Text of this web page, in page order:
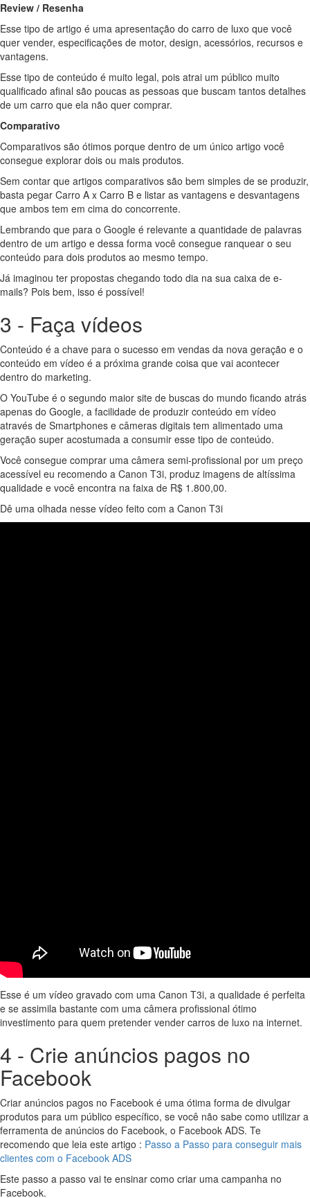
Review / Resenha
Esse tipo de artigo é uma apresentação do carro de luxo que você
quer vender, especificações de motor, design, acessórios, recursos e
vantagens.
Esse tipo de conteúdo é muito legal, pois atrai um público muito
qualificado afinal são poucas as pessoas que buscam tantos detalhes
de um carro que ela não quer comprar.
Comparativo
Comparativos são ótimos porque dentro de um único artigo você
consegue explorar dois ou mais produtos.
Sem contar que artigos comparativos são bem simples de se produzir,
basta pegar Carro A x Carro B e listar as vantagens e desvantagens
que ambos tem em cima do concorrente.
Lembrando que para o Google é relevante a quantidade de palavras
dentro de um artigo e dessa forma você consegue ranquear o seu
conteúdo para dois produtos ao mesmo tempo.
Já imaginou ter propostas chegando todo dia na sua caixa de e-
mails? Pois bem, isso é possível!
3 - Faça vídeos
Conteúdo é a chave para o sucesso em vendas da nova geração e o
conteúdo em vídeo é a próxima grande coisa que vai acontecer
dentro do marketing.
O YouTube é o segundo maior site de buscas do mundo ficando atrás
apenas do Google, a facilidade de produzir conteúdo em vídeo
através de Smartphones e câmeras digitais tem alimentado uma
geração super acostumada a consumir esse tipo de conteúdo.
Você consegue comprar uma câmera semi-profissional por um preço
acessível eu recomendo a Canon T3i, produz imagens de altíssima
qualidade e você encontra na faixa de R$ 1.800,00.
Dê uma olhada nesse vídeo feito com a Canon T3i
Esse é um vídeo gravado com uma Canon T3i, a qualidade é perfeita
e se assimila bastante com uma câmera profissional ótimo
investimento para quem pretender vender carros de luxo na internet.
4 - Crie anúncios pagos no
Facebook
Criar anúncios pagos no Facebook é uma ótima forma de divulgar
produtos para um público específico, se você não sabe como utilizar a
ferramenta de anúncios do Facebook, o Facebook ADS. Te
recomendo que leia este artigo : Passo a Passo para conseguir mais
clientes com o Facebook ADS
Este passo a passo vai te ensinar como criar uma campanha no
Facebook.